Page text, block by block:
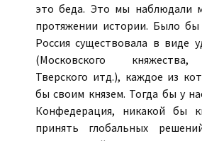
это беда. Это мы наблюдали
протяжении истории. Было
Россия существовала в виде
(Московского княжества,
Тверского итд.), каждое из
бы своим князем. Тогда бы у
Конфедерация, никакой бы
принять глобальных